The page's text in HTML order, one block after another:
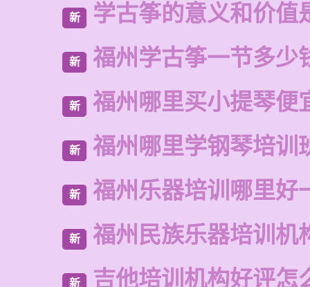
新 学古筝的意义和价值
新 福州学古筝一节多少
新 福州哪里买小提琴便
新 福州哪里学钢琴培训
新 福州乐器培训哪里好
新 福州民族乐器培训机
新 吉他培训机构好评怎